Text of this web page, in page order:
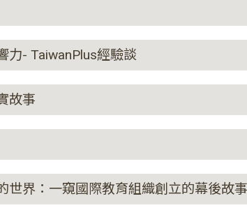
力- TaiwanPlus經驗談
故事
界：一窺國際教育組織創立的幕後故事